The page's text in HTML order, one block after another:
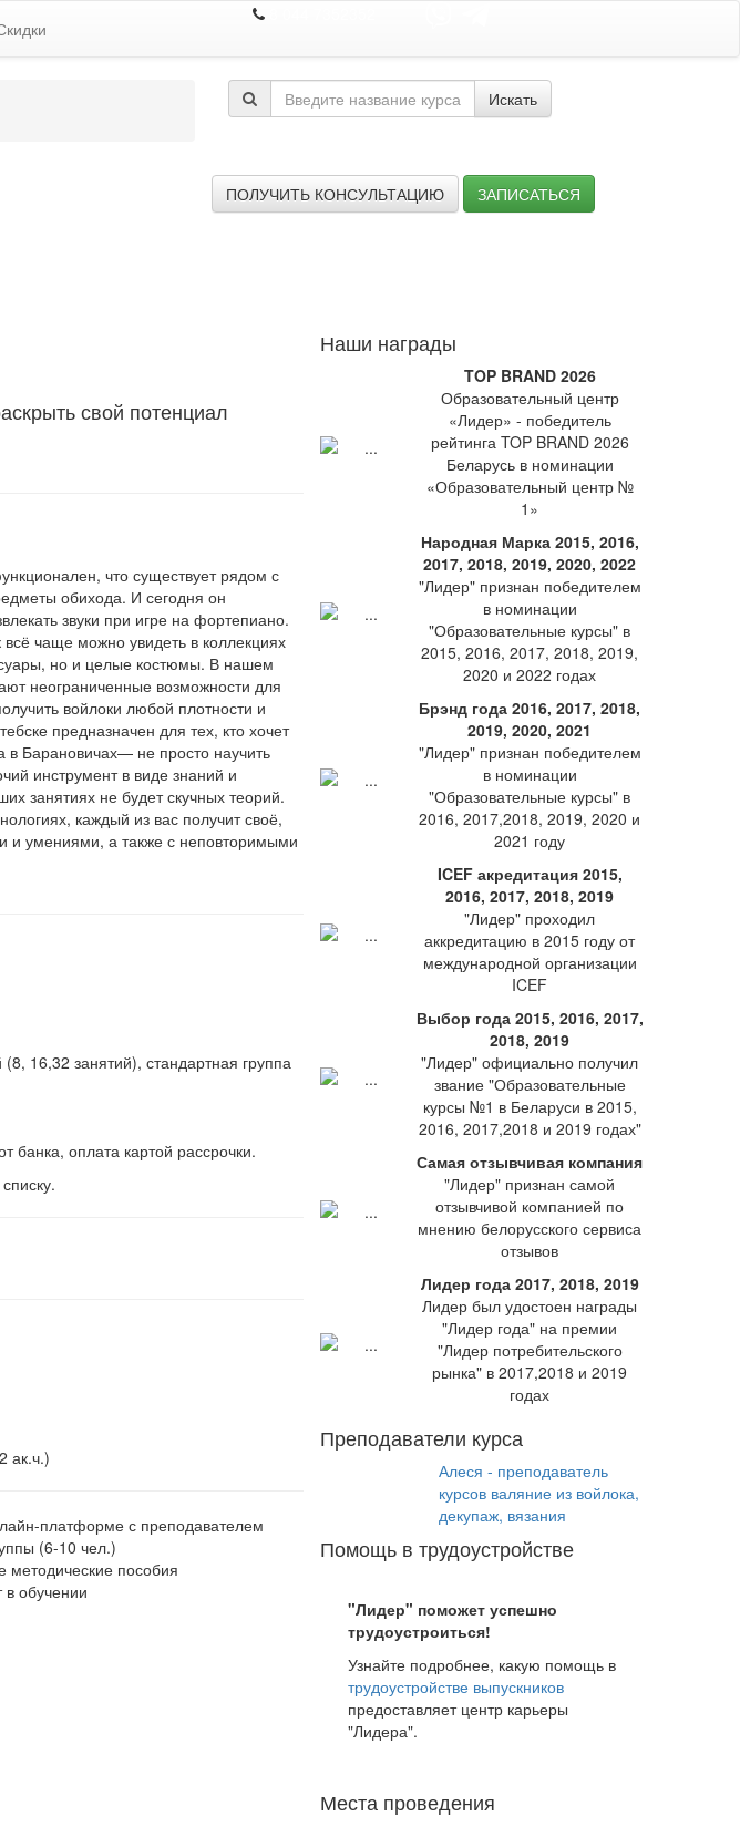
Искать
ПОЛУЧИТЬ КОНСУЛЬТАЦИЮ ЗАПИСАТЬСЯ
свой потенциал
что существует рядом с
обихода. И сегодня он
звуки при игре на фортепиано.
чаще можно увидеть в коллекциях
но и целые костюмы. В нашем
неограниченные возможности для
войлоки любой плотности и
предназначен для тех, кто хочет
в Барановичах— не просто научить
инструмент в виде знаний и
занятиях не будет скучных теорий.
каждый из вас получит своё,
и умениями, а также с неповторимыми
16,32 занятий), стандартная группа
банка, оплата картой рассрочки.
ак.ч.)
платформе с преподавателем
(6-10 чел.)
методические пособия
в обучении
Наши награды
TOP BRAND 2026
Образовательный центр
«Лидер» - победитель
рейтинга TOP BRAND 2026
Беларусь в номинации
«Образовательный центр №
1»
Народная Марка 2015, 2016,
2017, 2018, 2019, 2020, 2022
"Лидер" признан победителем
в номинации
"Образовательные курсы" в
2015, 2016, 2017, 2018, 2019,
2020 и 2022 годах
Брэнд года 2016, 2017, 2018,
2019, 2020, 2021
"Лидер" признан победителем
в номинации
"Образовательные курсы" в
2016, 2017,2018, 2019, 2020 и
2021 году
ICEF акредитация 2015,
2016, 2017, 2018, 2019
"Лидер" проходил
аккредитацию в 2015 году от
международной организации
ICEF
Выбор года 2015, 2016, 2017,
2018, 2019
"Лидер" официально получил
звание "Образовательные
курсы №1 в Беларуси в 2015,
2016, 2017,2018 и 2019 годах"
Самая отзывчивая компания
"Лидер" признан самой
отзывчивой компанией по
мнению белорусского сервиса
отзывов
Лидер года 2017, 2018, 2019
Лидер был удостоен награды
"Лидер года" на премии
"Лидер потребительского
рынка" в 2017,2018 и 2019
годах
Преподаватели курса
Алеся - преподаватель
курсов валяние из войлока,
декупаж, вязания
Помощь в трудоустройстве
"Лидер" поможет успешно
трудоустроиться!
Узнайте подробнее, какую помощь в
трудоустройстве выпускников
предоставляет центр карьеры
"Лидера".
Места проведения